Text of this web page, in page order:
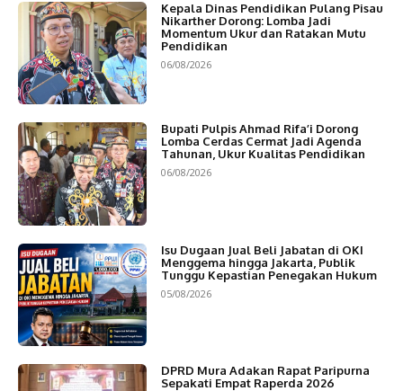
Kepala Dinas Pendidikan Pulang Pisau
Nikarther Dorong: Lomba Jadi
Momentum Ukur dan Ratakan Mutu
Pendidikan
06/08/2026
Bupati Pulpis Ahmad Rifa’i Dorong
Lomba Cerdas Cermat Jadi Agenda
Tahunan, Ukur Kualitas Pendidikan
06/08/2026
Isu Dugaan Jual Beli Jabatan di OKI
Menggema hingga Jakarta, Publik
Tunggu Kepastian Penegakan Hukum
05/08/2026
DPRD Mura Adakan Rapat Paripurna
Sepakati Empat Raperda 2026